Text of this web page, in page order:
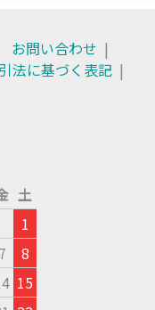
お問い合わせ
法に基づく表記
土
1
7
8
15